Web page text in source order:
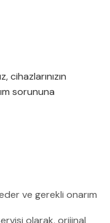
sorununa
ve gerekli onarım
olarak, orijinal